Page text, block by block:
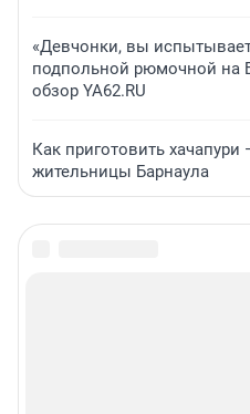
«Девчонки, вы
подпольной рюмочной на
обзор YA62.RU
Как приготовить
жительницы Барнаула